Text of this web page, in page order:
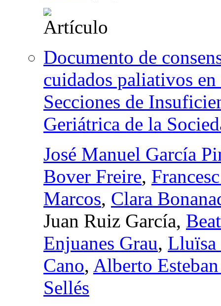
Documento de
cuidados paliativos
Secciones de
Geriátrica de la
José Manuel García
Bover Freire,
Marcos, Clara
Juan Ruiz García,
Enjuanes Grau, Lluïsa
Cano, Alberto
Sellés